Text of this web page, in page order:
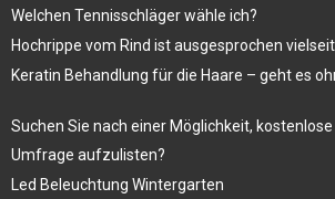
Welchen Tennisschläger wähle ich?
Hochrippe vom Rind ist ausgesprochen
Keratin Behandlung für die Haare – geht es
Suchen Sie nach einer Möglichkeit,
Umfrage aufzulisten?
Led Beleuchtung Wintergarten